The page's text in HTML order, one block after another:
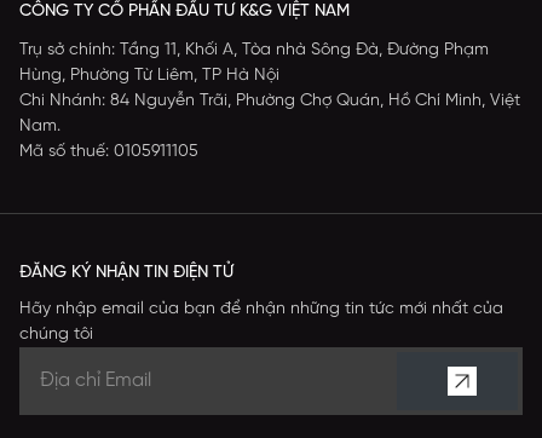
CÔNG TY CỔ PHẦN ĐẦU TƯ K&G VIỆT NAM
Trụ sở chính: Tầng 11, Khối A, Tòa nhà Sông Đà, Đường Phạm
Hùng, Phường Từ Liêm, TP Hà Nội
Chi Nhánh: 84 Nguyễn Trãi, Phường Chợ Quán, Hồ Chí Minh, Việt
Nam.
Mã số thuế: 0105911105
ĐĂNG KÝ NHẬN TIN ĐIỆN TỬ
Hãy nhập email của bạn để nhận những tin tức mới nhất của
chúng tôi